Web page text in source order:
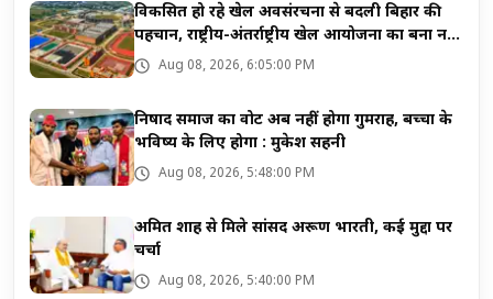
विकसित हो रहे खेल अवसंरचना से बदली बिहार की
पहचान, राष्ट्रीय-अंतर्राष्ट्रीय खेल आयोजनों का बना नया
केंद्र Aug 08, 2026, 6:05:00 PM
निषाद समाज का वोट अब नहीं होगा गुमराह, बच्चों के
भविष्य के लिए होगा : मुकेश सहनी
Aug 08, 2026, 5:48:00 PM
अमित शाह से मिले सांसद अरूण भारती, कई मुद्दों पर
चर्चा
Aug 08, 2026, 5:40:00 PM